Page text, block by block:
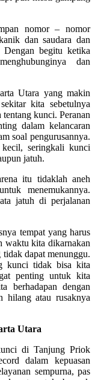
nomor – nomor
dan saudara dan
begitu ketika
dan
Utara yang makin
kita sebetulnya
tentang kunci. Peranan
dalam kelancaran
soal pengurusannya.
seringkali kunci
jatuh.
itu tidaklah aneh
menemukannya.
jatuh di perjalanan
tempat yang harus
waktu kita dikarnakan
tidak dapat menunggu.
kunci tidak bisa kita
penting untuk kita
berhadapan dengan
hilang atau rusaknya
Utara
di Tanjung Priok
dalam kepuasan
sempurna, pas